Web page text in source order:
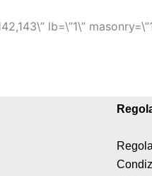
lb=\”1\”